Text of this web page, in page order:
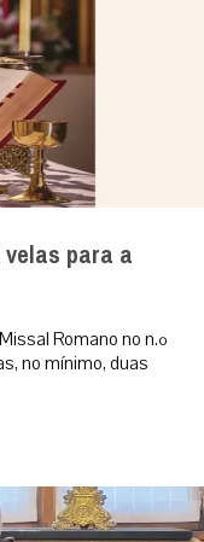
para a
Romano no n.º
no mínimo, duas